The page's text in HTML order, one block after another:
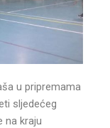
u pripremama
sljedećeg
na kraju